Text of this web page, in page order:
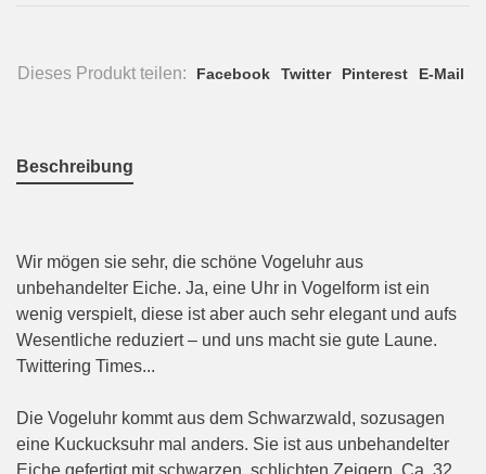
Dieses Produkt teilen: Facebook Twitter Pinterest E-Mail
Beschreibung
Wir mögen sie sehr, die schöne Vogeluhr aus
unbehandelter Eiche. Ja, eine Uhr in Vogelform ist ein
wenig verspielt, diese ist aber auch sehr elegant und aufs
Wesentliche reduziert – und uns macht sie gute Laune.
Twittering Times...
Die Vogeluhr kommt aus dem Schwarzwald, sozusagen
eine Kuckucksuhr mal anders. Sie ist aus unbehandelter